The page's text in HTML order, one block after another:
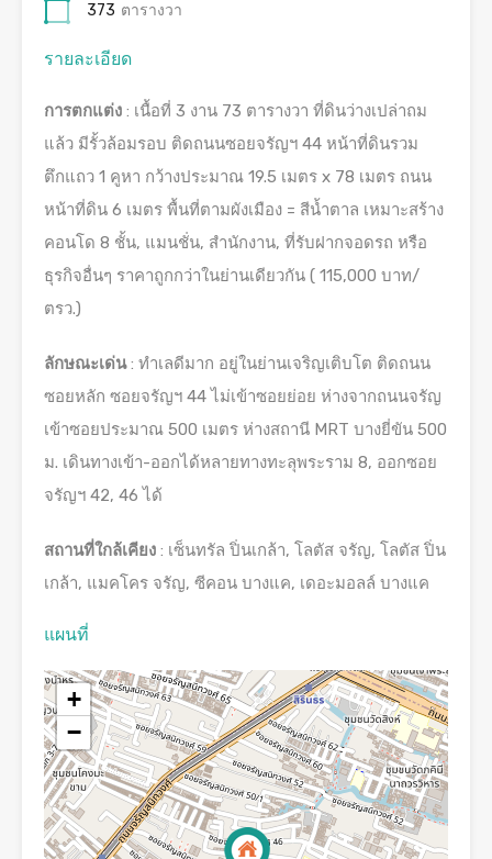
373 ตารางวา
รายละเอียด
การตกแต่ง : เนื้อที่ 3 งาน 73 ตารางวา ที่ดินว่างเปล่าถม
แล้ว มีรั้วล้อมรอบ ติดถนนซอยจรัญฯ 44 หน้าที่ดินรวม
ตึกแถว 1 คูหา กว้างประมาณ 19.5 เมตร x 78 เมตร ถนน
หน้าที่ดิน 6 เมตร พื้นที่ตามผังเมือง = สีน้ำตาล เหมาะสร้าง
คอนโด 8 ชั้น, แมนชั่น, สำนักงาน, ที่รับฝากจอดรถ หรือ
ธุรกิจอื่นๆ ราคาถูกกว่าในย่านเดียวกัน ( 115,000 บาท/
ตรว.)
ลักษณะเด่น: ทำเลดีมาก อยู่ในย่านเจริญเติบโต ติดถนน
ซอยหลัก ซอยจรัญฯ 44 ไม่เข้าซอยย่อย ห่างจากถนนจรัญ
เข้าซอยประมาณ 500 เมตร ห่างสถานี MRT บางยี่ขัน 500
ม. เดินทางเข้า-ออกได้หลายทางทะลุพระราม 8, ออกซอย
จรัญฯ 42, 46 ได้
สถานที่ใกล้เคียง : เซ็นทรัล ปิ่นเกล้า, โลตัส จรัญ, โลตัส ปิ่น
เกล้า, แมคโคร จรัญ, ซีคอน บางแค, เดอะมอลล์ บางแค
แผนที่
+
−